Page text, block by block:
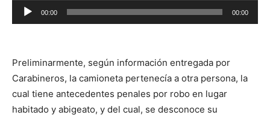
Reproductor
de
00:00 00:00
Preliminarmente, según información entregada por
Carabineros, la camioneta pertenecía a otra persona, la
cual tiene antecedentes penales por robo en lugar
habitado y abigeato, y del cual, se desconoce su